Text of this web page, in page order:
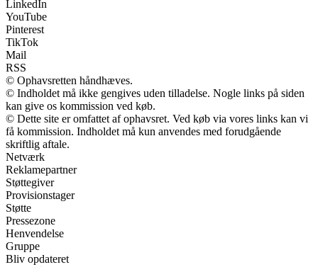
LinkedIn
YouTube
Pinterest
TikTok
Mail
RSS
© Ophavsretten håndhæves.
© Indholdet må ikke gengives uden tilladelse. Nogle links på siden
kan give os kommission ved køb.
© Dette site er omfattet af ophavsret. Ved køb via vores links kan vi
få kommission. Indholdet må kun anvendes med forudgående
skriftlig aftale.
Netværk
Reklamepartner
Støttegiver
Provisionstager
Støtte
Pressezone
Henvendelse
Gruppe
Bliv opdateret